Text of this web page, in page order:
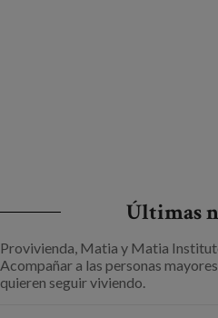
Últimas
Provivienda, Matia y Matia
Acompañar a las personas
quieren seguir viviendo.